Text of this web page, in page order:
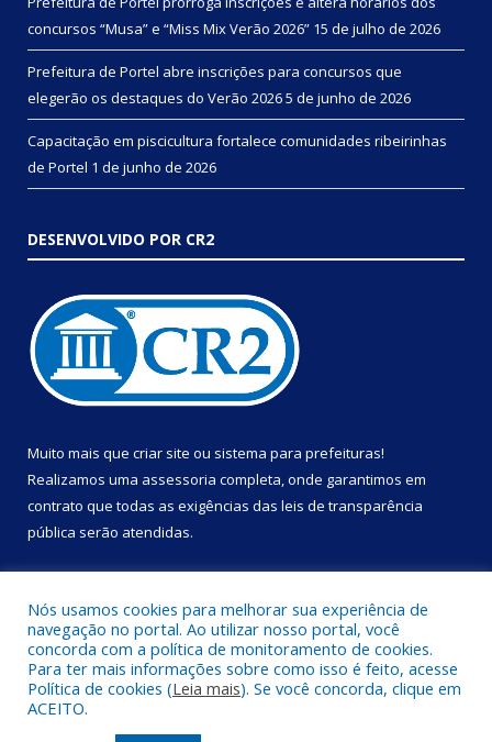
concursos “Musa” e “Miss Mix Verão 2026” 15 de julho de 2026
Prefeitura de Portel abre inscrições para concursos que
elegerão os destaques do Verão 20265 de junho de 2026
Capacitação em piscicultura fortalece comunidades ribeirinhas
de Portel 1 de junho de 2026
DESENVOLVIDO POR CR2
Muito mais que criar site ou sistema para prefeituras!
Realizamos uma assessoria completa, onde garantimos em
contrato que todas as exigências das leis de transparência
pública serão atendidas.
Todos os direitos reservados a Prefeitura Municipal de Portel.
Nós usamos cookies para melhorar sua experiência de
navegação no portal. Ao utilizar nosso portal, você
concorda com a política de monitoramento de cookies.
Para ter mais informações sobre como isso é feito, acesse
Política de cookies (Leia mais). Se você concorda, clique em
ACEITO.